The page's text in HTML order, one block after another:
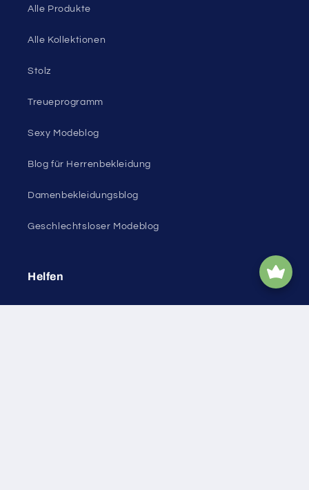
Alle Produkte
Alle Kollektionen
Stolz
Treueprogramm
Sexy Modeblog
Blog für Herrenbekleidung
Damenbekleidungsblog
Geschlechtsloser Modeblog
Helfen